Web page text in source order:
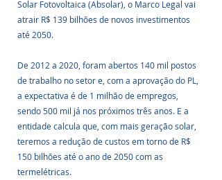
Solar Fotovoltaica (Absolar), o Marco Legal vai
atrair R$ 139 bilhões de novos investimentos
até 2050.
De 2012 a 2020, foram abertos 140 mil postos
de trabalho no setor e, com a aprovação do PL,
a expectativa é de 1 milhão de empregos,
sendo 500 mil já nos próximos três anos. E a
entidade calcula que, com mais geração solar,
teremos a redução de custos em torno de R$
150 bilhões até o ano de 2050 com as
termelétricas.